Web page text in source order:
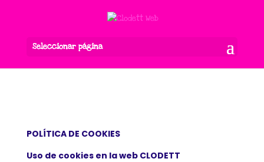
Seleccionar página
POLÍTICA DE COOKIES
Uso de cookies en la web CLODETT